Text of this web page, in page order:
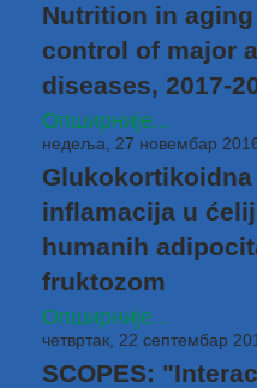
Nutrition in
control of major
diseases, 2017-
Опширније...
недеља, 27 новембар
inflamacija u
humanih
fruktozom
Опширније...
четвртак, 22 септембар
SCOPES: